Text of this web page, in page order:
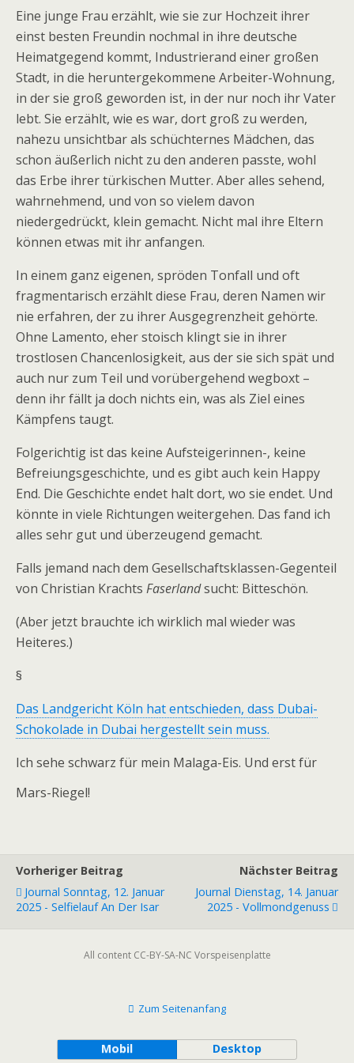
Eine junge Frau erzählt, wie sie zur Hochzeit ihrer
einst besten Freundin nochmal in ihre deutsche
Heimatgegend kommt, Industrierand einer großen
Stadt, in die heruntergekommene Arbeiter-Wohnung,
in der sie groß geworden ist, in der nur noch ihr Vater
lebt. Sie erzählt, wie es war, dort groß zu werden,
nahezu unsichtbar als schüchternes Mädchen, das
schon äußerlich nicht zu den anderen passte, wohl
das Erbe ihrer türkischen Mutter. Aber alles sehend,
wahrnehmend, und von so vielem davon
niedergedrückt, klein gemacht. Nicht mal ihre Eltern
können etwas mit ihr anfangen.
In einem ganz eigenen, spröden Tonfall und oft
fragmentarisch erzählt diese Frau, deren Namen wir
nie erfahren, der zu ihrer Ausgegrenzheit gehörte.
Ohne Lamento, eher stoisch klingt sie in ihrer
trostlosen Chancenlosigkeit, aus der sie sich spät und
auch nur zum Teil und vorübergehend wegboxt –
denn ihr fällt ja doch nichts ein, was als Ziel eines
Kämpfens taugt.
Folgerichtig ist das keine Aufsteigerinnen-, keine
Befreiungsgeschichte, und es gibt auch kein Happy
End. Die Geschichte endet halt dort, wo sie endet. Und
könnte in viele Richtungen weitergehen. Das fand ich
alles sehr gut und überzeugend gemacht.
Falls jemand nach dem Gesellschaftsklassen-Gegenteil
von Christian Krachts Faserlandsucht: Bitteschön.
(Aber jetzt brauchte ich wirklich mal wieder was
Heiteres.)
§
Das Landgericht Köln hat entschieden, dass Dubai-
Schokolade in Dubai hergestellt sein muss.
Ich sehe schwarz für mein Malaga-Eis. Und erst für
Mars-Riegel!
Vorheriger Beitrag
Journal Sonntag, 12. Januar
2025 - Selfielauf An Der Isar
Nächster Beitrag
Journal Dienstag, 14. Januar
2025 - Vollmondgenuss
All content CC-BY-SA-NC Vorspeisenplatte
Zum Seitenanfang
Mobil Desktop